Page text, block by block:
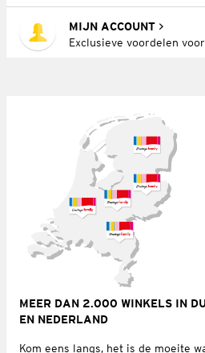
MIJN ACCOUNT
Exclusieve voordelen
MEER DAN 2.000 WINKELS IN
EN NEDERLAND
Kom eens langs, het is de moeite